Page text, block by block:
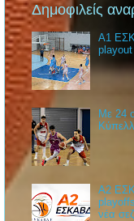
Δημοφιλείς
Α1
playout
Με 24
Α2
νέα